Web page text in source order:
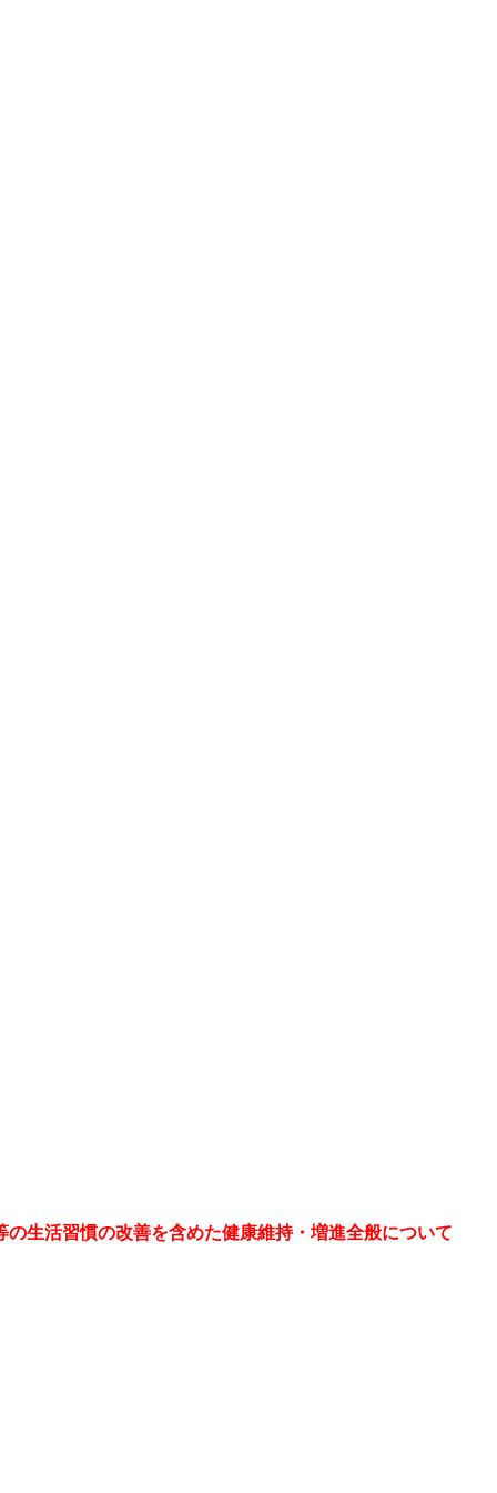
生活習慣の改善を含めた健康維持・増進全般について